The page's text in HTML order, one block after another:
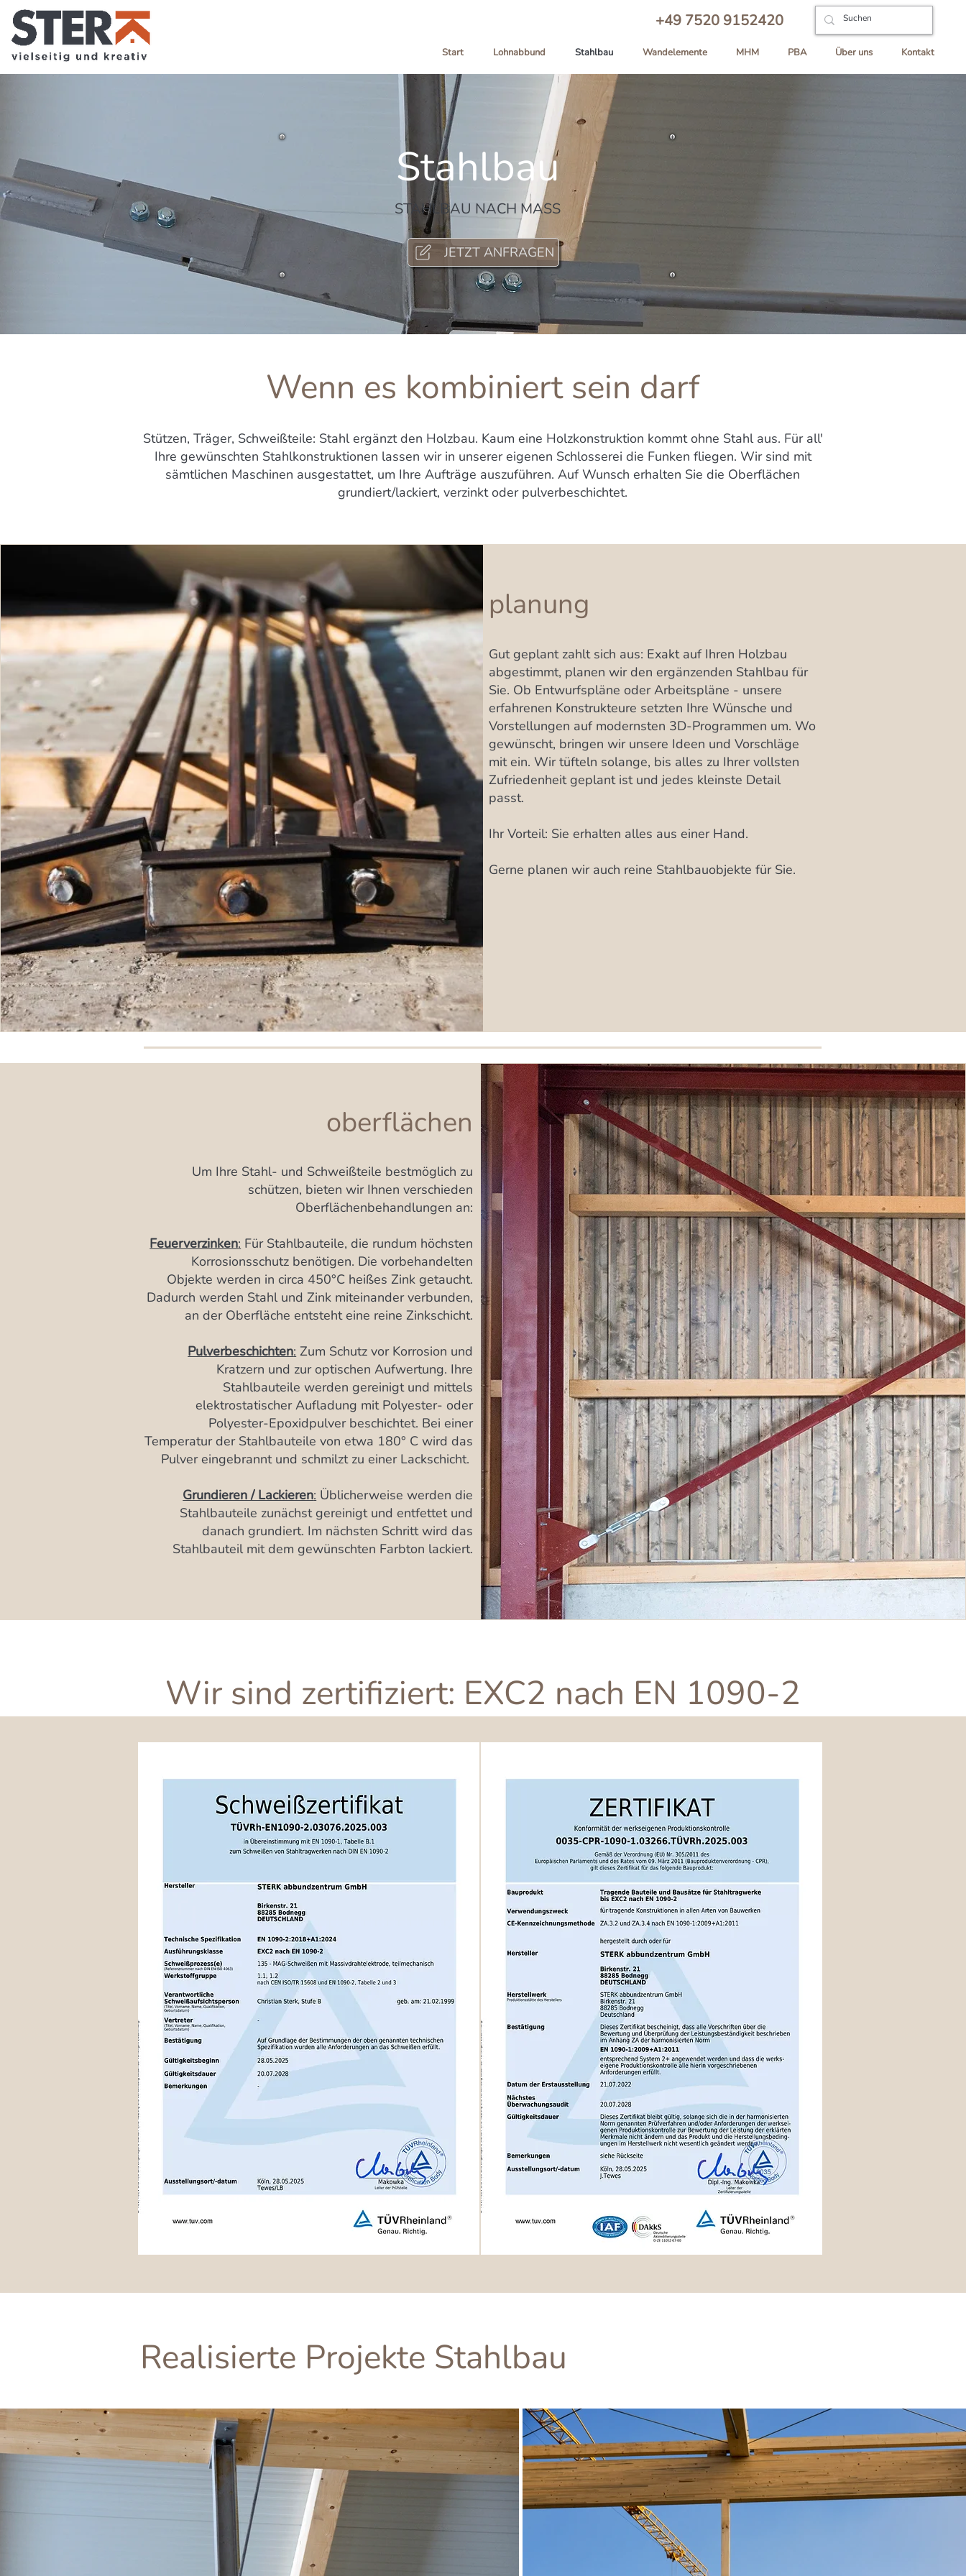
+49 7520 9152420
Start Lohnabbund Stahlbau Wandelemente MHM PBA Über uns Kontakt
Stahlbau
STAHLBAU NACH MASS
JETZT ANFRAGEN
Wenn es kombiniert sein darf
Stützen, Träger, Schweißteile: Stahl ergänzt den Holzbau. Kaum eine Holzkonstruktion kommt ohne Stahl aus. Für all'
Ihre gewünschten Stahlkonstruktionen lassen wir in unserer eigenen Schlosserei die Funken fliegen. Wir sind mit
sämtlichen Maschinen ausgestattet, um Ihre Aufträge auszuführen. Auf Wunsch erhalten Sie die Oberflächen
grundiert/lackiert, verzinkt oder pulverbeschichtet.
planung
Gut geplant zahlt sich aus: Exakt auf Ihren Holzbau
abgestimmt, planen wir den ergänzenden Stahlbau für
Sie. Ob Entwurfspläne oder Arbeitspläne - unsere
erfahrenen Konstrukteure setzten Ihre Wünsche und
Vorstellungen auf modernsten 3D-Programmen um. Wo
gewünscht, bringen wir unsere Ideen und Vorschläge
mit ein. Wir tüfteln solange, bis alles zu Ihrer vollsten
Zufriedenheit geplant ist und jedes kleinste Detail
passt.
Ihr Vorteil: Sie erhalten alles aus einer Hand.
Gerne planen wir auch reine Stahlbauobjekte für Sie.
oberflächen
Um Ihre Stahl- und Schweißteile bestmöglich zu
schützen, bieten wir Ihnen verschieden
Oberflächenbehandlungen an:
Feuerverzinken: Für Stahlbauteile, die rundum höchsten
Korrosionsschutz benötigen. Die vorbehandelten
Objekte werden in circa 450°C heißes Zink getaucht.
Dadurch werden Stahl und Zink miteinander verbunden,
an der Oberfläche entsteht eine reine Zinkschicht.
Pulverbeschichten: Zum Schutz vor Korrosion und
Kratzern und zur optischen Aufwertung. Ihre
Stahlbauteile werden gereinigt und mittels
elektrostatischer Aufladung mit Polyester- oder
Polyester-Epoxidpulver beschichtet. Bei einer
Temperatur der Stahlbauteile von etwa 180° C wird das
Pulver eingebrannt und schmilzt zu einer Lackschicht.
Grundieren / Lackieren: Üblicherweise werden die
Stahlbauteile zunächst gereinigt und entfettet und
danach grundiert. Im nächsten Schritt wird das
Stahlbauteil mit dem gewünschten Farbton lackiert.
Wir sind zertifiziert: EXC2 nach EN 1090-2
Realisierte Projekte Stahlbau